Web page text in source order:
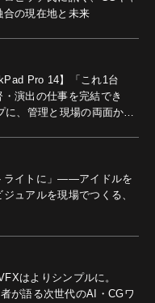
合の現在地と未来
Pro 14】「これ1台
演出の仕事を完結でき
に、管理と現場の両面から
ライトに」――アイドルを
ュアルを現場でつくる、
はよりシンプルに。
が語る次世代のAI・CGワ